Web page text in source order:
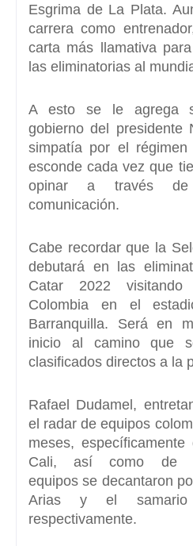
Esgrima de La Plata.
carrera como
carta más llamativa
las eliminatorias al
A esto se le agrega
gobierno del presidente
simpatía por el
esconde cada vez que
opinar a través
comunicación.
Cabe recordar que la
debutará en las
Catar 2022
Colombia en el
Barranquilla. Será en
inicio al camino que
clasificados directos a la
Rafael Dudamel,
el radar de equipos
meses,
Cali, así como de
equipos se decantaron
Arias y el
respectivamente.